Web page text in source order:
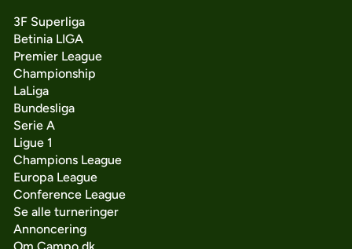
3F Superliga
Betinia LIGA
Premier League
Championship
LaLiga
Bundesliga
Serie A
Ligue 1
Champions League
Europa League
Conference League
Se alle turneringer
Annoncering